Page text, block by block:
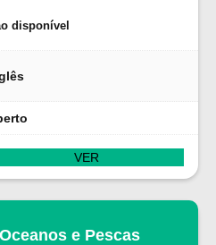
disponível
VER
e Pescas